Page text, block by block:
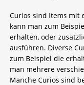
Curios sind Items mit
kann man zum
erhalten, oder
ausführen. Diverse
zum Beispiel die
man mehrere
Manche Curios sind